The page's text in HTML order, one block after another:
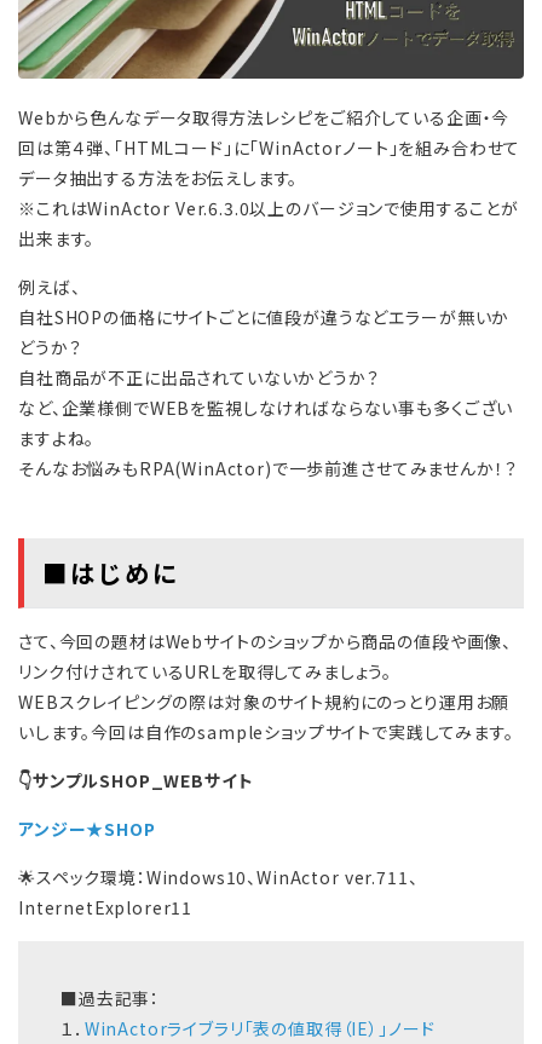
Webから色んなデータ取得方法レシピをご紹介している企画・今
回は第４弾、「HTMLコード」に「WinActorノート」を組み合わせて
データ抽出する方法をお伝えします。
※これはWinActor Ver.6.3.0以上のバージョンで使用することが
出来ます。
例えば、
自社SHOPの価格にサイトごとに値段が違うなどエラーが無いか
どうか？
自社商品が不正に出品されていないかどうか？
など、企業様側でWEBを監視しなければならない事も多くござい
ますよね。
そんなお悩みもRPA(WinActor)で一歩前進させてみませんか！？
■はじめに
さて、今回の題材はWebサイトのショップから商品の値段や画像、
リンク付けされているURLを取得してみましょう。
WEBスクレイピングの際は対象のサイト規約にのっとり運用お願
いします。今回は自作のsampleショップサイトで実践してみます。
👇サンプルSHOP_WEBサイト
アンジー★SHOP
🌟スペック環境：Windows10、WinActor ver.711、
InternetExplorer11
■過去記事：
１． WinActorライブラリ「表の値取得（IE）」ノード